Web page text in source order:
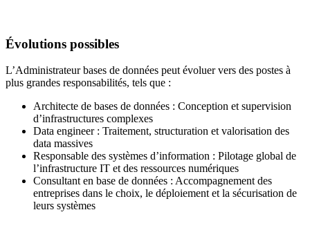
Évolutions possibles
L’Administrateur bases de données peut évoluer vers des postes à
plus grandes responsabilités, tels que :
Architecte de bases de données : Conception et supervision
d’infrastructures complexes
Data engineer : Traitement, structuration et valorisation des
data massives
Responsable des systèmes d’information : Pilotage global de
l’infrastructure IT et des ressources numériques
Consultant en base de données : Accompagnement des
entreprises dans le choix, le déploiement et la sécurisation de
leurs systèmes